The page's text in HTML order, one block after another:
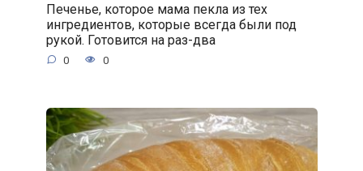
Печенье, которое мама пекла из тех
ингредиентов, которые всегда были под
рукой. Готовится на раз-два
0 0